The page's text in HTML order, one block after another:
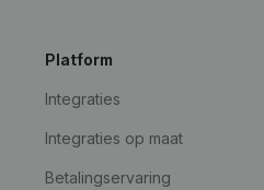
Platform
Integraties
Integraties op maat
Betalingservaring